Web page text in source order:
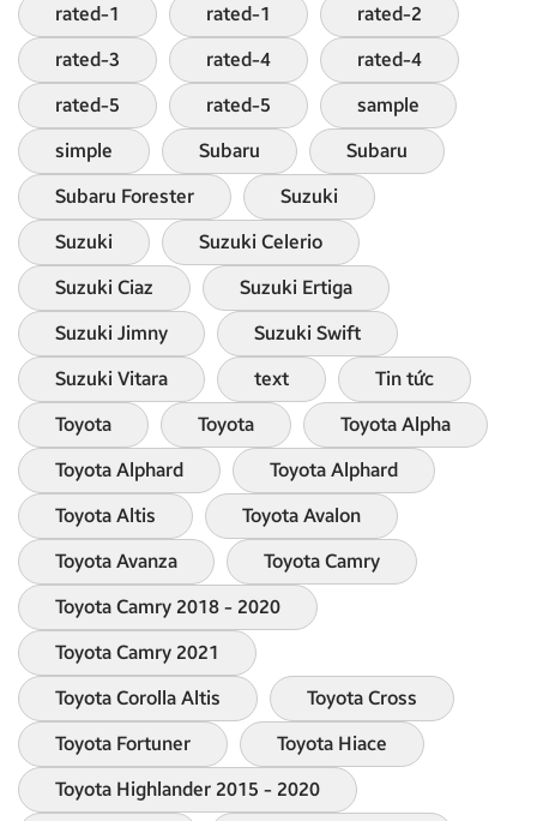
rated-1
rated-1
rated-2
rated-3
rated-4
rated-4
rated-5
rated-5
sample
simple
Subaru
Subaru
Subaru Forester
Suzuki
Suzuki
Suzuki Celerio
Suzuki Ciaz
Suzuki Ertiga
Suzuki Jimny
Suzuki Swift
Suzuki Vitara
text
Tin tức
Toyota
Toyota
Toyota Alpha
Toyota Alphard
Toyota Alphard
Toyota Altis
Toyota Avalon
Toyota Avanza
Toyota Camry
Toyota Camry 2018 - 2020
Toyota Camry 2021
Toyota Corolla Altis
Toyota Cross
Toyota Fortuner
Toyota Hiace
Toyota Highlander 2015 - 2020